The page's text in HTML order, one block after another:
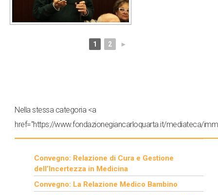
1 2 ►
Nella stessa categoria <a
href="https://www.fondazionegiancarloquarta.it/mediateca/
Convegno: Relazione di Cura e Gestione
dell’Incertezza in Medicina
Convegno: La Relazione Medico Bambino